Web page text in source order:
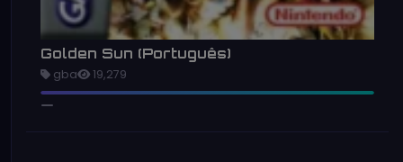
Golden Sun (Português)
gba 19,279